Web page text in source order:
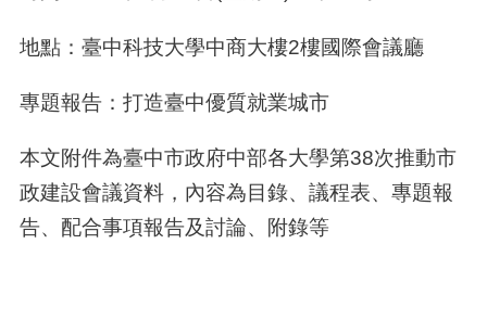
地點：臺中科技大學中商大樓2樓國際會議廳
專題報告：打造臺中優質就業城市
本文附件為臺中市政府中部各大學第38次推動市
政建設會議資料，內容為目錄、議程表、專題報
告、配合事項報告及討論、附錄等